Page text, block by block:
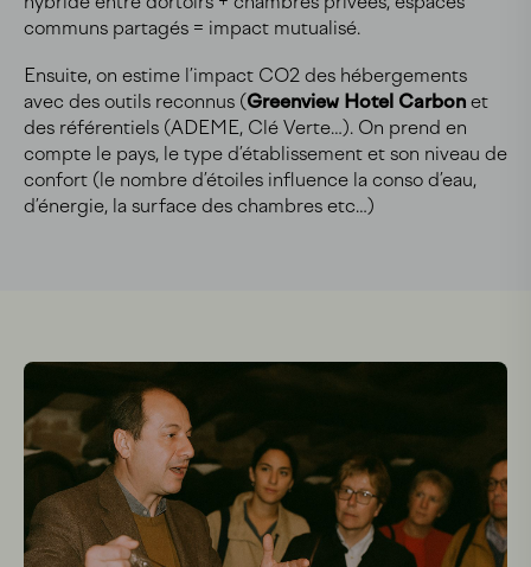
communs partagés = impact mutualisé.
Ensuite, on estime l’impact CO2 des hébergements
avec des outils reconnus (Greenview Hotel Carbon et
des référentiels (ADEME, Clé Verte…). On prend en
compte le pays, le type d’établissement et son niveau de
confort (le nombre d’étoiles influence la conso d’eau,
d’énergie, la surface des chambres etc…)